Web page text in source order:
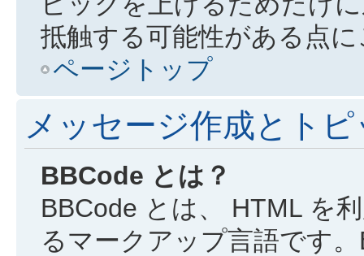
抵触する可能性がある点
ページトップ
メッセージ作成とト
BBCode とは？
BBCode とは、 HTML を
るマークアップ言語です